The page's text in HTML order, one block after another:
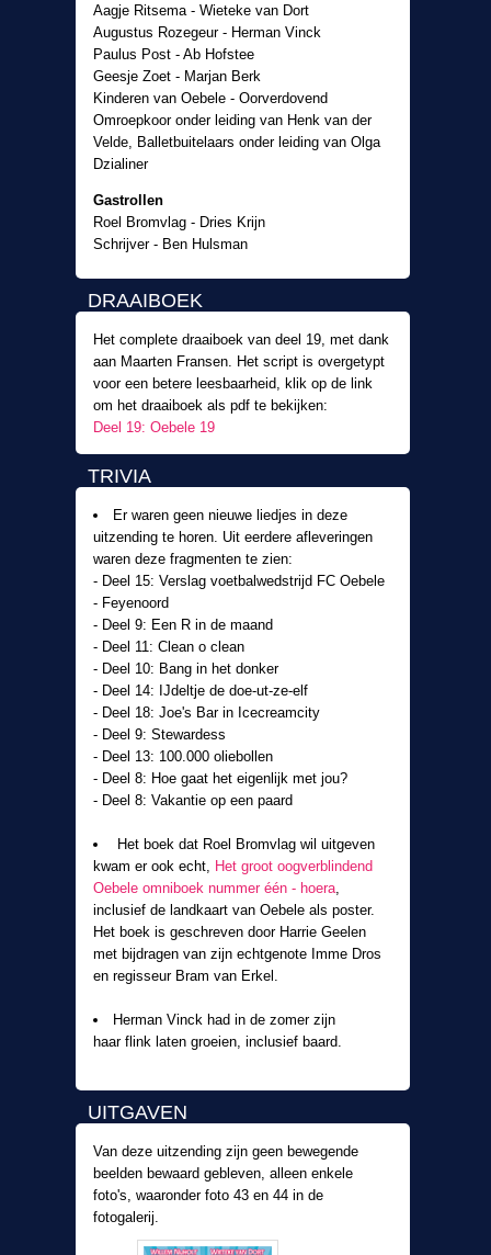
Samenstelling en regie
Bram van Erkel
Producent
René Sleven
Aagje Ritsema - Wieteke van Dort
Augustus Rozegeur - Herman Vinck
Paulus Post - Ab Hofstee
Geesje Zoet - Marjan Berk
Kinderen van Oebele - Oorverdovend
Omroepkoor onder leiding van Henk van der
Velde, Balletbuitelaars onder leiding van Olga
Dzialiner
Gastrollen
Roel Bromvlag - Dries Krijn
Schrijver - Ben Hulsman
DRAAIBOEK
Het complete draaiboek van deel 19, met dank
aan Maarten Fransen. Het script is overgetypt
voor een betere leesbaarheid, klik op de link
om het draaiboek als pdf te bekijken:
Deel 19: Oebele 19
TRIVIA
Er waren geen nieuwe liedjes in deze
uitzending te horen. Uit eerdere afleveringen
waren deze fragmenten te zien:
- Deel 15: Verslag voetbalwedstrijd FC Oebele
- Feyenoord
- Deel 9: Een R in de maand
- Deel 11: Clean o clean
- Deel 10: Bang in het donker
- Deel 14: IJdeltje de doe-ut-ze-elf
- Deel 18: Joe's Bar in Icecreamcity
- Deel 9: Stewardess
- Deel 13: 100.000 oliebollen
- Deel 8: Hoe gaat het eigenlijk met jou?
- Deel 8: Vakantie op een paard
Het boek dat Roel Bromvlag wil uitgeven
kwam er ook echt, Het groot oogverblindend
Oebele omniboek nummer één - hoera,
inclusief de landkaart van Oebele als poster.
Het boek is geschreven door Harrie Geelen
met bijdragen van zijn echtgenote Imme Dros
en regisseur Bram van Erkel.
Herman Vinck had in de zomer zijn
haar flink laten groeien, inclusief baard.
Van deze uitzending zijn geen bewegende
beelden bewaard gebleven, alleen enkele
foto's, waaronder foto 43 en 44 in de
fotogalerij.
UITGAVEN